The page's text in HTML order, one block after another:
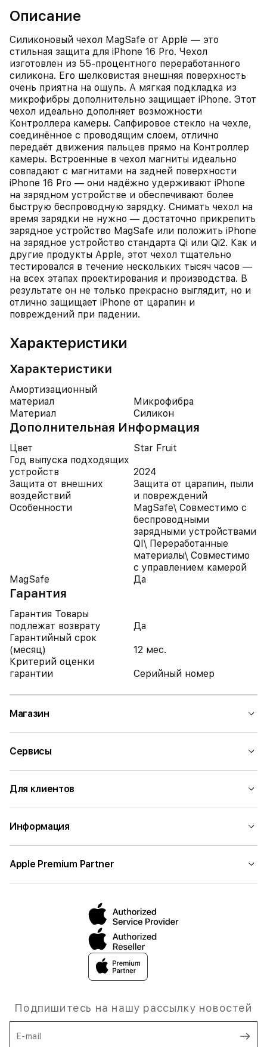
Описание
Силиконовый чехол MagSafe от Apple — это
стильная защита для iPhone 16 Pro. Чехол
изготовлен из 55‑процентного переработанного
силикона. Его шелковистая внешняя поверхность
очень приятна на ощупь. А мягкая подкладка из
микрофибры дополнительно защищает iPhone. Этот
чехол идеально дополняет возможности
Контроллера камеры. Сапфировое стекло на чехле,
соединённое с проводящим слоем, отлично
передаёт движения пальцев прямо на Контроллер
камеры. Встроенные в чехол магниты идеально
совпадают с магнитами на задней поверхности
iPhone 16 Pro — они надёжно удерживают iPhone
на зарядном устройстве и обеспечивают более
быструю беспроводную зарядку. Снимать чехол на
время зарядки не нужно — достаточно прикрепить
зарядное устройство MagSafe или положить iPhone
на зарядное устройство стандарта Qi или Qi2. Как и
другие продукты Apple, этот чехол тщательно
тестировался в течение нескольких тысяч часов —
на всех этапах проектирования и производства. В
результате он не только прекрасно выглядит, но и
отлично защищает iPhone от царапин и
повреждений при падении.
Характеристики
Характеристики
Амортизационный
материал
Микрофибра
Материал
Силикон
Дополнительная Информация
Цвет
Star Fruit
Год выпуска подходящих
устройств
2024
Защита от внешних
воздействий
Защита от царапин, пыли
и повреждений
Особенности
MagSafe\ Совместимо с
беспроводными
зарядными устройствами
QI\ Переработанные
материалы\ Совместимо
с управлением камерой
MagSafe
Да
Гарантия
Гарантия Товары
подлежат возврату
Да
Гарантийный срок
(месяц)
12 мес.
Критерий оценки
гарантии
Серийный номер
Магазин
Сервисы
Для клиентов
Информация
Apple Premium Partner
Подпишитесь на нашу рассылку новостей
E-mail